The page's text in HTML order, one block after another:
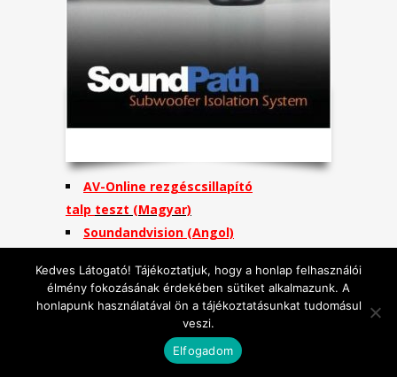
AV-Online rezgéscsillapító
talp teszt (Magyar)
Soundandvision (Angol)
Positive Feedback Magazine(Angol)
Audiophilereview (Angol)
Audio és mélyláda
kábel
Kedves Látogató! Tájékoztatjuk, hogy a honlap felhasználói
élmény fokozásának érdekében sütiket alkalmazunk. A
honlapunk használatával ön a tájékoztatásunkat tudomásul
veszi.
Elfogadom